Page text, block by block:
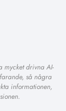
mycket drivna AI-
så några
informationen,